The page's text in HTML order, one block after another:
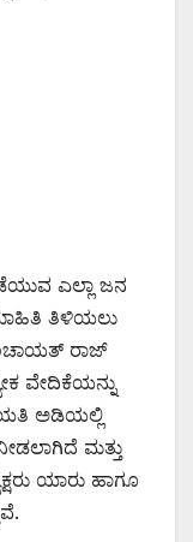
ಎಲ್ಲಾ ಜನ
ತಿಳಿಯಲು
ರಾಜ್
ವೇದಿಕೆಯನ್ನು
ಅಡಿಯಲ್ಲಿ
ಮತ್ತು
ಯಾರು ಹಾಗೂ